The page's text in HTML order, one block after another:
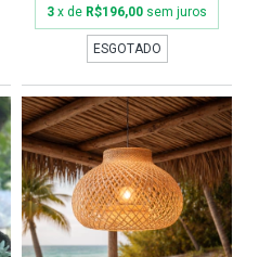
3 x de R$196,00 sem juros
ESGOTADO